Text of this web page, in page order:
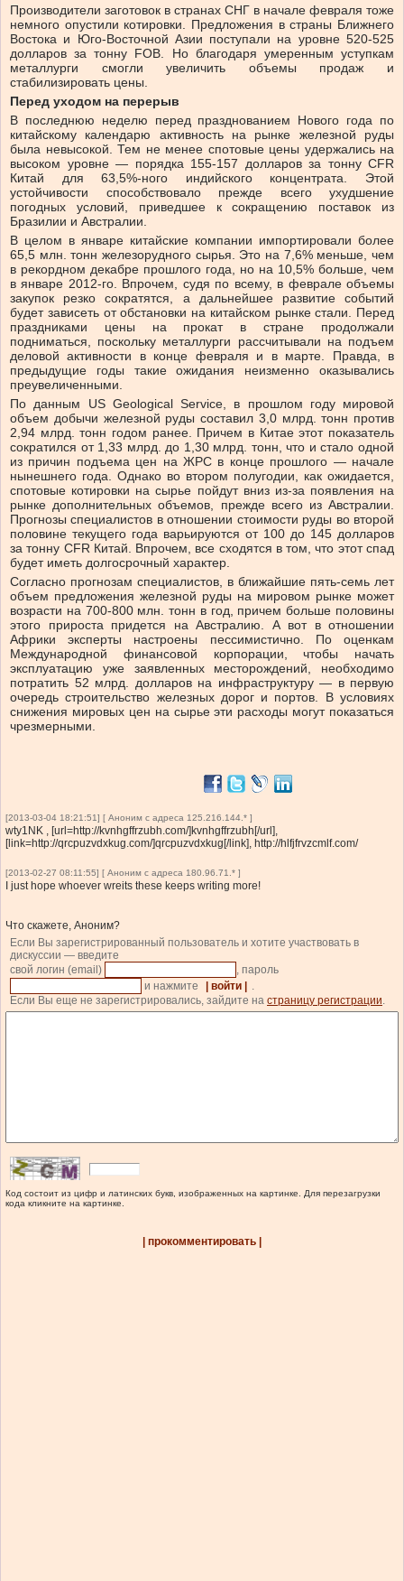
Производители заготовок в странах СНГ в начале февраля тоже
немного опустили котировки. Предложения в страны Ближнего
Востока и Юго-Восточной Азии поступали на уровне 520-525
долларов за тонну FOB. Но благодаря умеренным уступкам
металлурги смогли увеличить объемы продаж и
стабилизировать цены.
Перед уходом на перерыв
В последнюю неделю перед празднованием Нового года по
китайскому календарю активность на рынке железной руды
была невысокой. Тем не менее спотовые цены удержались на
высоком уровне — порядка 155-157 долларов за тонну CFR
Китай для 63,5%-ного индийского концентрата. Этой
устойчивости способствовало прежде всего ухудшение
погодных условий, приведшее к сокращению поставок из
Бразилии и Австралии.
В целом в январе китайские компании импортировали более
65,5 млн. тонн железорудного сырья. Это на 7,6% меньше, чем
в рекордном декабре прошлого года, но на 10,5% больше, чем
в январе 2012-го. Впрочем, судя по всему, в феврале объемы
закупок резко сократятся, а дальнейшее развитие событий
будет зависеть от обстановки на китайском рынке стали. Перед
праздниками цены на прокат в стране продолжали
подниматься, поскольку металлурги рассчитывали на подъем
деловой активности в конце февраля и в марте. Правда, в
предыдущие годы такие ожидания неизменно оказывались
преувеличенными.
По данным US Geological Service, в прошлом году мировой
объем добычи железной руды составил 3,0 млрд. тонн против
2,94 млрд. тонн годом ранее. Причем в Китае этот показатель
сократился от 1,33 млрд. до 1,30 млрд. тонн, что и стало одной
из причин подъема цен на ЖРС в конце прошлого — начале
нынешнего года. Однако во втором полугодии, как ожидается,
спотовые котировки на сырье пойдут вниз из-за появления на
рынке дополнительных объемов, прежде всего из Австралии.
Прогнозы специалистов в отношении стоимости руды во второй
половине текущего года варьируются от 100 до 145 долларов
за тонну CFR Китай. Впрочем, все сходятся в том, что этот спад
будет иметь долгосрочный характер.
Согласно прогнозам специалистов, в ближайшие пять-семь лет
объем предложения железной руды на мировом рынке может
возрасти на 700-800 млн. тонн в год, причем больше половины
этого прироста придется на Австралию. А вот в отношении
Африки эксперты настроены пессимистично. По оценкам
Международной финансовой корпорации, чтобы начать
эксплуатацию уже заявленных месторождений, необходимо
потратить 52 млрд. долларов на инфраструктуру — в первую
очередь строительство железных дорог и портов. В условиях
снижения мировых цен на сырье эти расходы могут показаться
чрезмерными.
[2013-03-04 18:21:51] [ Аноним с адреса 125.216.144.* ]
wty1NK , [url=http://kvnhgffrzubh.com/]kvnhgffrzubh[/url],
[link=http://qrcpuzvdxkug.com/]qrcpuzvdxkug[/link], http://hlfjfrvzcmlf.com/
[2013-02-27 08:11:55] [ Аноним с адреса 180.96.71.* ]
I just hope whoever wreits these keeps writing more!
Что скажете, Аноним?
Если Вы зарегистрированный пользователь и хотите участвовать в
дискуссии — введите
свой логин (email)
, пароль
и нажмите
| войти |
.
Если Вы еще не зарегистрировались, зайдите на страницу регистрации.
Код состоит из цифр и латинских букв, изображенных на картинке. Для перезагрузки
кода кликните на картинке.
| прокомментировать |